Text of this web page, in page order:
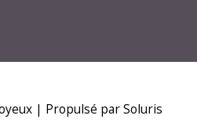
| Propulsé par Soluris